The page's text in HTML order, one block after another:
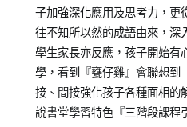
子加強深化應用及思考力，更
往不知所以然的成語由來，深
學生家長亦反應，孩子開始有
學，看到『甕仔雞』會聯想到
接、間接強化孩子各種面相的
說書堂學習特色『三階段課程